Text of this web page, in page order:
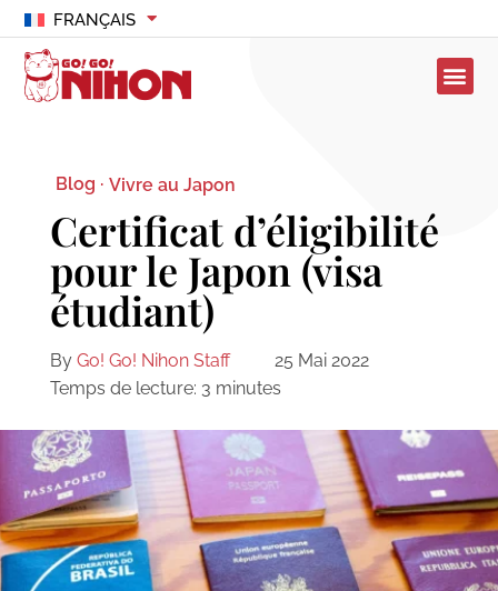
FRANÇAIS
Blog · Vivre au Japon
Certificat d’éligibilité
pour le Japon (visa
étudiant)
By Go! Go! Nihon Staff
25 Mai 2022
Temps de lecture: 3 minutes